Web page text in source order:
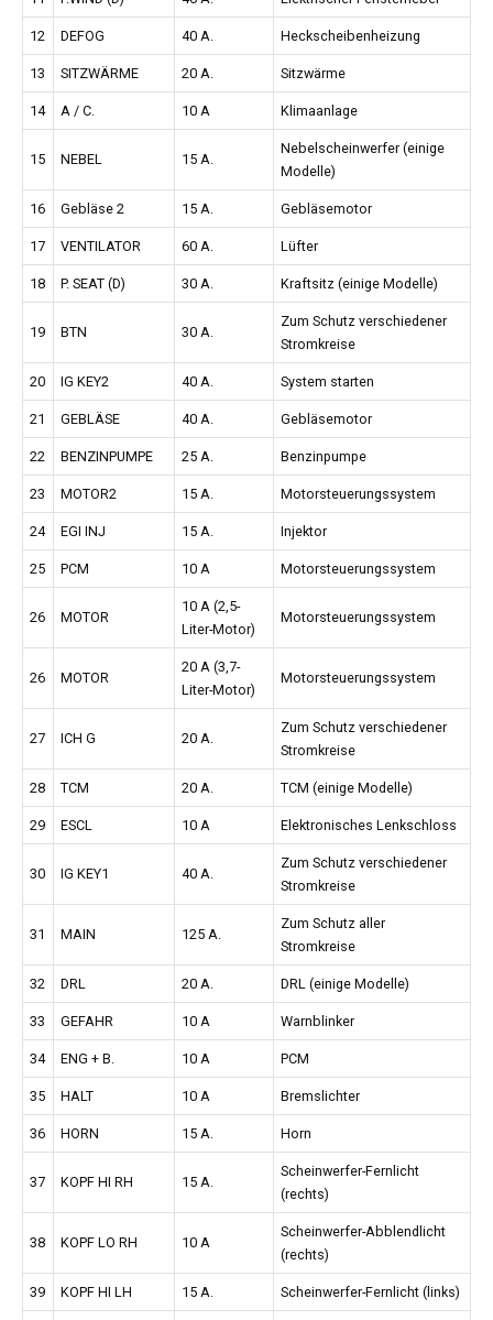
12 DEFOG 40 A. Heckscheibenheizung
13 SITZWÄRME 20 A. Sitzwärme
14 A / C. 10 A Klimaanlage
15 NEBEL 15 A.
Nebelscheinwerfer (einige
Modelle)
16 Gebläse 2 15 A. Gebläsemotor
17 VENTILATOR 60 A. Lüfter
18 P. SEAT (D) 30 A. Kraftsitz (einige Modelle)
19 BTN 30 A.
Zum Schutz verschiedener
Stromkreise
20 IG KEY2 40 A. System starten
21 GEBLÄSE 40 A. Gebläsemotor
22 BENZINPUMPE 25 A. Benzinpumpe
23 MOTOR2 15 A. Motorsteuerungssystem
24 EGI INJ 15 A. Injektor
25 PCM 10 A Motorsteuerungssystem
26 MOTOR
10 A (2,5-
Liter-Motor)
Motorsteuerungssystem
26 MOTOR
20 A (3,7-
Liter-Motor)
Motorsteuerungssystem
27 ICH G 20 A.
Zum Schutz verschiedener
Stromkreise
28 TCM 20 A. TCM (einige Modelle)
29 ESCL 10 A Elektronisches Lenkschloss
30 IG KEY1 40 A.
Zum Schutz verschiedener
Stromkreise
31 MAIN 125 A.
Zum Schutz aller
Stromkreise
32 DRL 20 A. DRL (einige Modelle)
33 GEFAHR 10 A Warnblinker
34 ENG + B. 10 A PCM
35 HALT 10 A Bremslichter
36 HORN 15 A. Horn
37 KOPF HI RH 15 A.
Scheinwerfer-Fernlicht
(rechts)
38 KOPF LO RH 10 A
Scheinwerfer-Abblendlicht
(rechts)
39 KOPF HI LH 15 A. Scheinwerfer-Fernlicht (links)